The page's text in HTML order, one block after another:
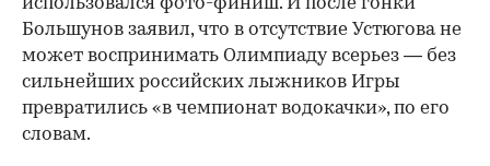
Большунов заявил, что в отсутствие Устюгова не
может воспринимать Олимпиаду всерьез — без
сильнейших российских лыжников Игры
превратились «в чемпионат водокачки», по его
словам.